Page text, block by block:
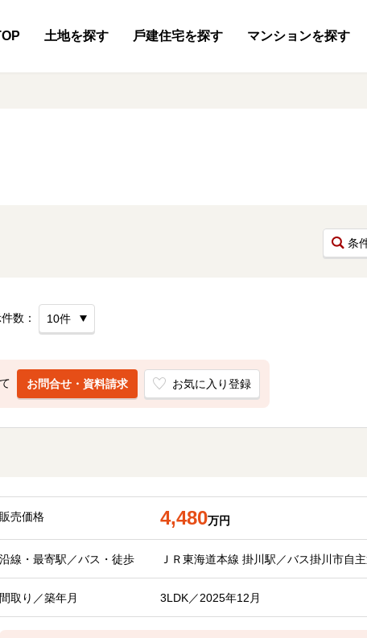
土地を探す ⼾建住宅を探す マンションを探す
条
数：
お問合せ・資料請求 お気に入り登録
販売価格 4,480万円
沿線・最寄駅／バス・徒歩 ＪＲ東海道本線 掛川駅／バス掛川市自
間取り／築年月 3LDK／2025年12月